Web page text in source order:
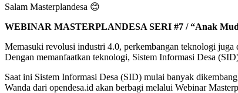
Salam Masterplandesa 😊
WEBINAR MASTERPLANDESA SERI #7 / “Anak
Memasuki revolusi industri 4.0, perkembangan teknologi juga
Dengan memanfaatkan teknologi, Sistem Informasi Desa
Saat ini Sistem Informasi Desa (SID) mulai banyak
Wanda dari opendesa.id akan berbagi melalui Webinar